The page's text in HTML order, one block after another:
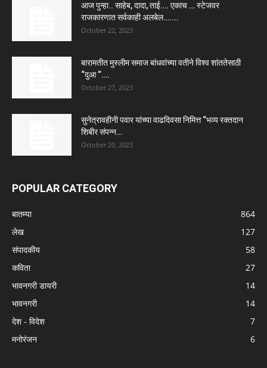
आज पुन्हा.. साहेब, दादा, ताई…. एकाच … स्टेजवर
राजकारणात सर्वकाही अलबेल…....
October 22, 2023
बारामतीत मुस्लीम समाज बांधवांच्या वतीने विश्व शांततेसाठी
“दुआ “….
October 27, 2023
सुनेत्रावहीनी पवार यांच्या वाढदिवसा निमित्त “भव्य रक्तदान
शिबीर संपन्न…
October 20, 2023
POPULAR CATEGORY
बातम्या
864
लेख
127
संपादकीय
58
कविता
27
भावनगरी डायरी
14
भावनगरी
14
देश - विदेश
7
मनोरंजन
6